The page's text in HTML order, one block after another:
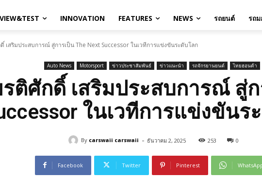
INNOVATION FEATURES NEWS รถยนต์ รถม
เสริมประสบการณ์ สู่การเป็น The Next Successor ในเวทีการแข่งขันระดับโลก
Auto News Motorsport ข่าวประชาสัมพันธ์ ข่าวแนะนำ รถจักรยานยนต์ ไทยฮอนด้า
รติศักดิ์ เสริมประสบการณ์ สู่
ในเวทีการแข่งขันร
By carswaii carswaii - ธันวาคม 2, 2025 253 0
Facebook Twitter Pinterest